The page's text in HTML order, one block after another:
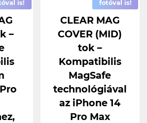
is!
–
fotóval is!
CLEAR MAG
COVER (MID)
tok –
Kompatibilis
MagSafe
technológiával
az iPhone 14
Pro Max